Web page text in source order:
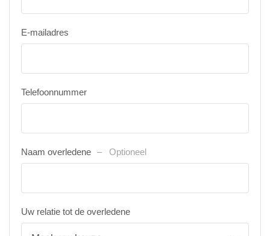
E-mailadres
Telefoonnummer
Naam overledene Optioneel
Uw relatie tot de overledene